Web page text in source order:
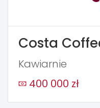
Costa
Kawiarnie
400 000 zł